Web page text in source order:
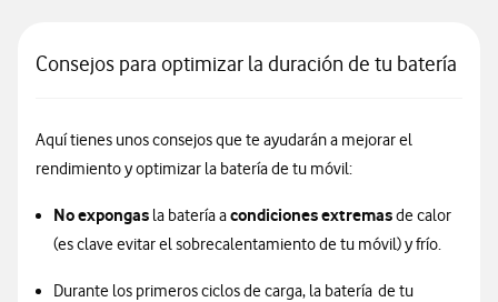
Consejos para optimizar la duración de tu batería
Aquí tienes unos consejos que te ayudarán a mejorar el
rendimiento y optimizar la batería de tu móvil:
No expongas la batería acondiciones extremasde calor
(es clave evitar el sobrecalentamiento de tu móvil) y frío.
Durante los primeros ciclos de carga, la batería de tu